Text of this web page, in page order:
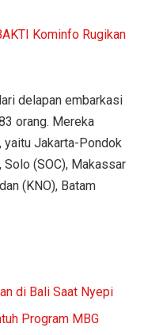
Kominfo Rugikan
delapan embarkasi
orang. Mereka
yaitu Jakarta-Pondok
(SOC), Makassar
(KNO), Batam
di Bali Saat Nyepi
Program MBG